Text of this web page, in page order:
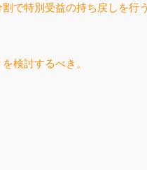
で特別受益の持ち戻しを行
検討するべき。